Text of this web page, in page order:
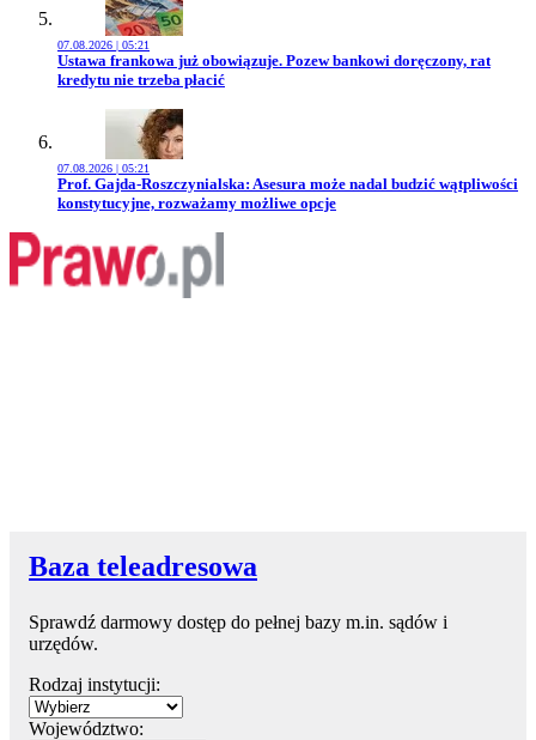
07.08.2026 | 05:21
Przejdź do artykułu:
Ustawa frankowa już obowiązuje. Pozew bankowi doręczony, rat
kredytu nie trzeba płacić
07.08.2026 | 05:21
Przejdź do artykułu:
Prof. Gajda-Roszczynialska: Asesura może nadal budzić wątpliwości
konstytucyjne, rozważamy możliwe opcje
Baza teleadresowa
Sprawdź darmowy dostęp do pełnej bazy m.in. sądów i
urzędów.
Rodzaj instytucji:
Województwo: